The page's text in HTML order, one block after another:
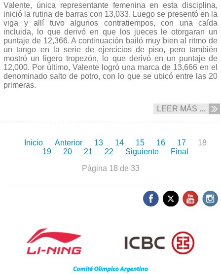
Valente, única representante femenina en esta disciplina,
inició la rutina de barras con 13,033. Luego se presentó en la
viga y allí tuvo algunos contratiempos, con una caída
incluida, lo que derivó en que los jueces le otorgaran un
puntaje de 12,366. A continuación bailó muy bien al ritmo de
un tango en la serie de ejercicios de piso, pero también
mostró un ligero tropezón, lo que derivó en un puntaje de
12,000. Por último, Valente logró una marca de 13,666 en el
denominado salto de potro, con lo que se ubicó entre las 20
primeras.
LEER MÁS ...
Inicio Anterior 13 14 15 16 17
18
19
20 21 22 Siguiente
Final
Página 18 de 33